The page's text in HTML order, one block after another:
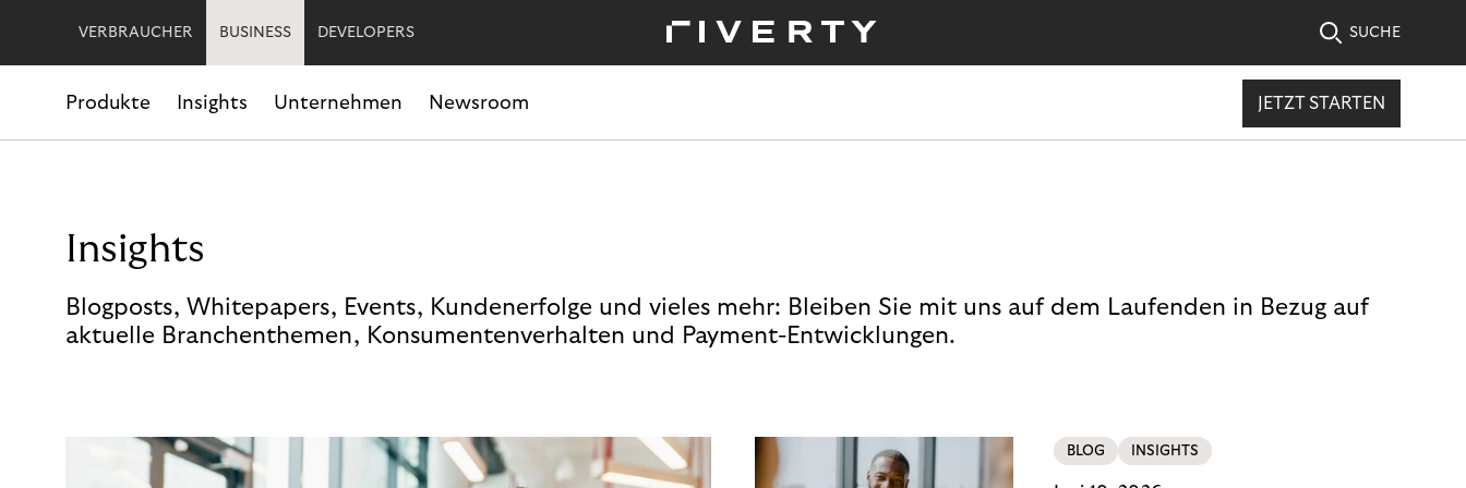
VERBRAUCHER BUSINESS DEVELOPERS SUCHE
Produkte Insights Unternehmen Newsroom JETZT STARTEN
Insights
Blogposts, Whitepapers, Events, Kundenerfolge und vieles mehr: Bleiben Sie mit uns auf dem Laufenden in Bezug auf
aktuelle Branchenthemen, Konsumentenverhalten und Payment-Entwicklungen.
BLOG INSIGHTS